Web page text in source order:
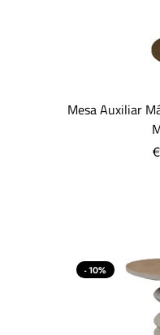
Mesa Auxiliar
- 10%